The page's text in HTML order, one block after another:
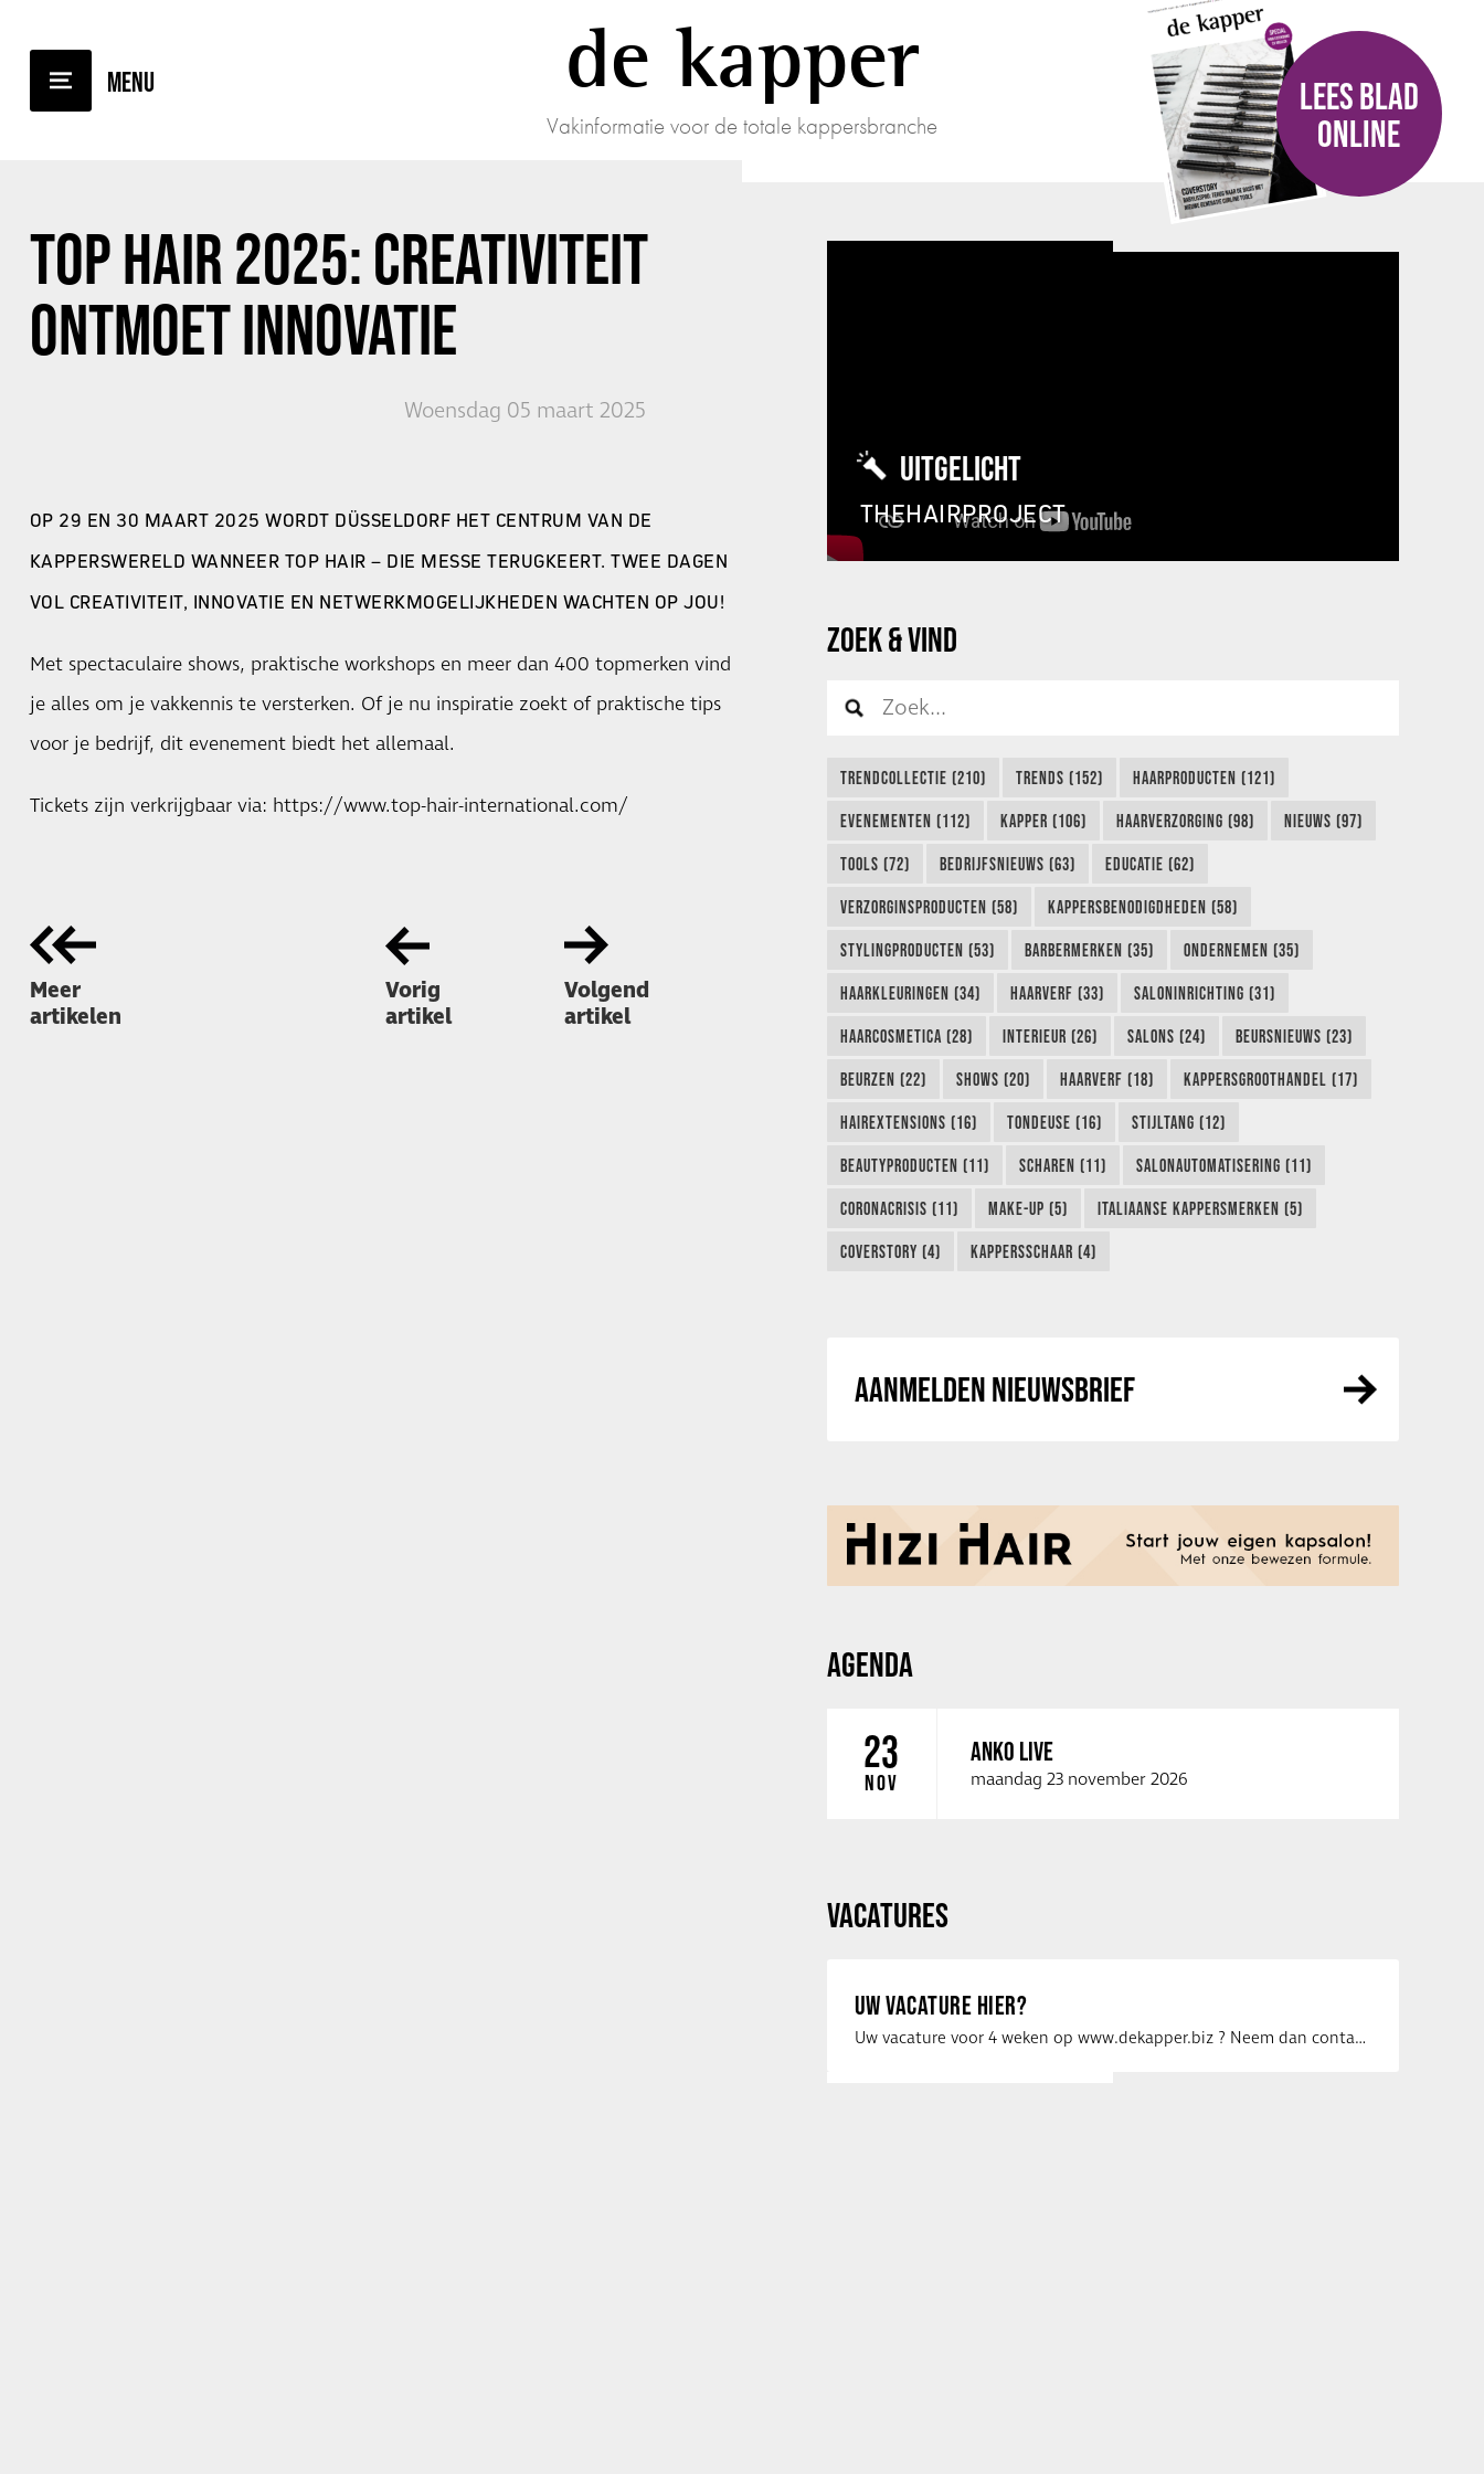
de kapper
Vakinformatie voor de totale kappersbranche
LEES BLAD
ONLINE
TOP HAIR 2025: CREATIVITEIT
ONTMOET INNOVATIE
Woensdag 05 maart 2025
OP 29 EN 30 MAART 2025 WORDT DÜSSELDORF HET CENTRUM VAN DE
KAPPERSWERELD WANNEER TOP HAIR – DIE MESSE TERUGKEERT. TWEE DAGEN
VOL CREATIVITEIT, INNOVATIE EN NETWERKMOGELIJKHEDEN WACHTEN OP JOU!
Met spectaculaire shows, praktische workshops en meer dan 400 topmerken vind
je alles om je vakkennis te versterken. Of je nu inspiratie zoekt of praktische tips
voor je bedrijf, dit evenement biedt het allemaal.
Tickets zijn verkrijgbaar via: https://www.top-hair-international.com/
Meer
artikelen
Vorig
artikel
Volgend
artikel
UITGELICHT
THEHAIRPROJECT
ZOEK & VIND
TRENDCOLLECTIE (210) TRENDS (152) HAARPRODUCTEN (121)
EVENEMENTEN (112) KAPPER (106) HAARVERZORGING (98) NIEUWS (97)
TOOLS (72) BEDRIJFSNIEUWS (63) EDUCATIE (62)
VERZORGINSPRODUCTEN (58) KAPPERSBENODIGDHEDEN (58)
STYLINGPRODUCTEN (53) BARBERMERKEN (35) ONDERNEMEN (35)
HAARKLEURINGEN (34) HAARVERF (33) SALONINRICHTING (31)
HAARCOSMETICA (28) INTERIEUR (26) SALONS (24) BEURSNIEUWS (23)
BEURZEN (22) SHOWS (20) HAARVERF (18) KAPPERSGROOTHANDEL (17)
HAIREXTENSIONS (16) TONDEUSE (16) STIJLTANG (12)
BEAUTYPRODUCTEN (11) SCHAREN (11) SALONAUTOMATISERING (11)
CORONACRISIS (11) MAKE-UP (5) ITALIAANSE KAPPERSMERKEN (5)
COVERSTORY (4) KAPPERSSCHAAR (4)
AANMELDEN NIEUWSBRIEF
AGENDA
23
NOV
ANKO LIVE
maandag 23 november 2026
VACATURES
UW VACATURE HIER?
Uw vacature voor 4 weken op www.dekapper.biz ? Neem dan contact op met Maaike …